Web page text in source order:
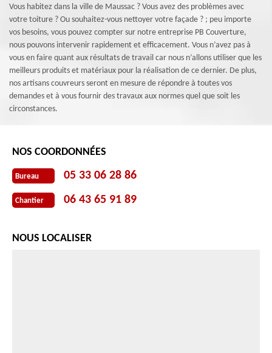
Vous habitez dans la ville de Maussac ? Vous avez des problèmes avec
votre toiture ? Ou souhaitez-vous nettoyer votre façade ? ; peu importe
vos besoins, vous pouvez compter sur notre entreprise PB Couverture,
nous pouvons intervenir rapidement et efficacement. Vous n’avez pas à
vous en faire quant aux résultats de travail car nous n’allons utiliser que les
meilleurs produits et matériaux pour la réalisation de ce dernier. De plus,
nos artisans couvreurs seront en mesure de répondre à toutes vos
demandes et à vous fournir des travaux aux normes quel que soit les
circonstances.
NOS COORDONNÉES
Bureau 05 33 06 28 86
Chantier 06 43 65 91 89
NOUS LOCALISER